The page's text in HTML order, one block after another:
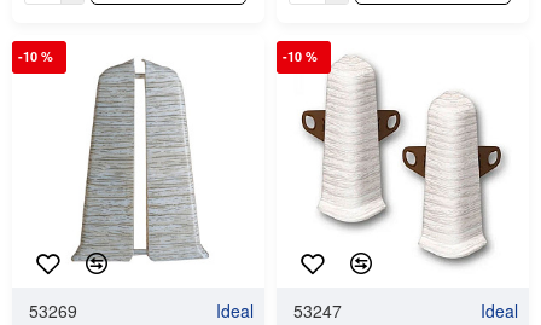
-10 %
53269 Ideal
-10 %
53247 Ideal